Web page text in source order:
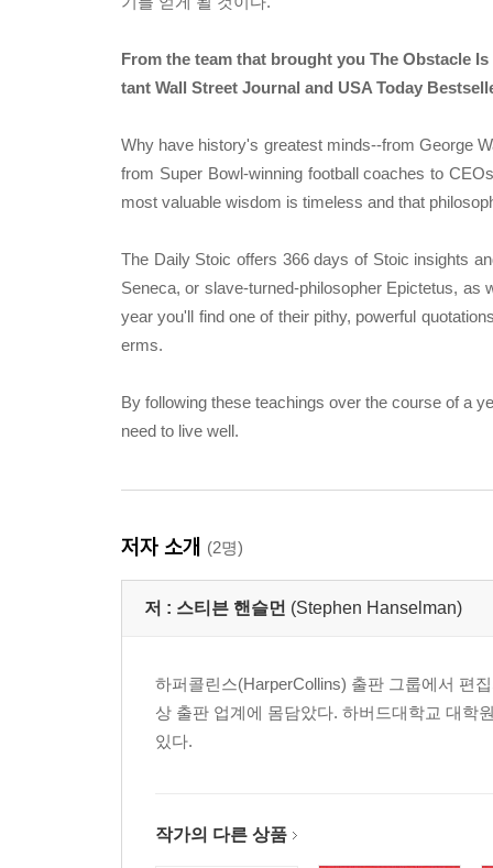
From the team that brought you The Obstacle
tant Wall Street Journal and USA Today
Why have history's greatest minds--from George
from Super Bowl-winning football coaches to
most valuable wisdom is timeless and that
The Daily Stoic offers 366 days of Stoic insights
Seneca, or slave-turned-philosopher Epictetus,
year you'll find one of their pithy, powerful
erms.
By following these teachings over the course of a
need to live well.
저자 소개 (2명)
저 : 스티븐 핸슬먼 (Stephen Hanselman)
하퍼콜린스(HarperCollins) 출판 그룹에서 편
상 출판 업계에 몸담았다. 하버드대학교 대학
있다.
작가의 다른 상품